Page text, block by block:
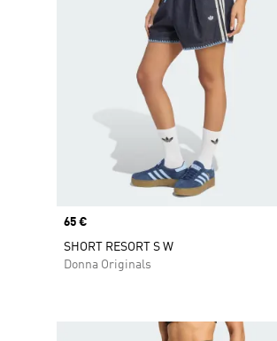
Price
65 €
SHORT RESORT S W
Donna Originals